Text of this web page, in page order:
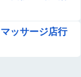
ッサージ店行